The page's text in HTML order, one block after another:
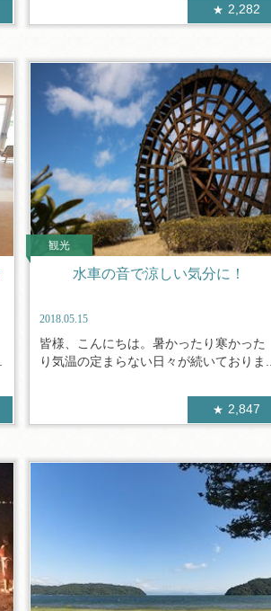
2,282
観光
水車の音で涼しい気分に！
2018.05.15
皆様、こんにちは。暑かったり寒かった
り気温の定まらない日々が続いておりま...
2,847